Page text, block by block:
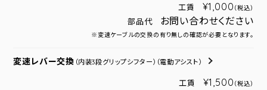
工賃 ¥1,000 （税込）
部品代 お問い合わせください
※変速ケーブルの交換の有り無しの確認が必要となります。
変速レバー交換 （内装3段グリップシフター） （電動アシスト）
工賃 ¥1,500 （税込）